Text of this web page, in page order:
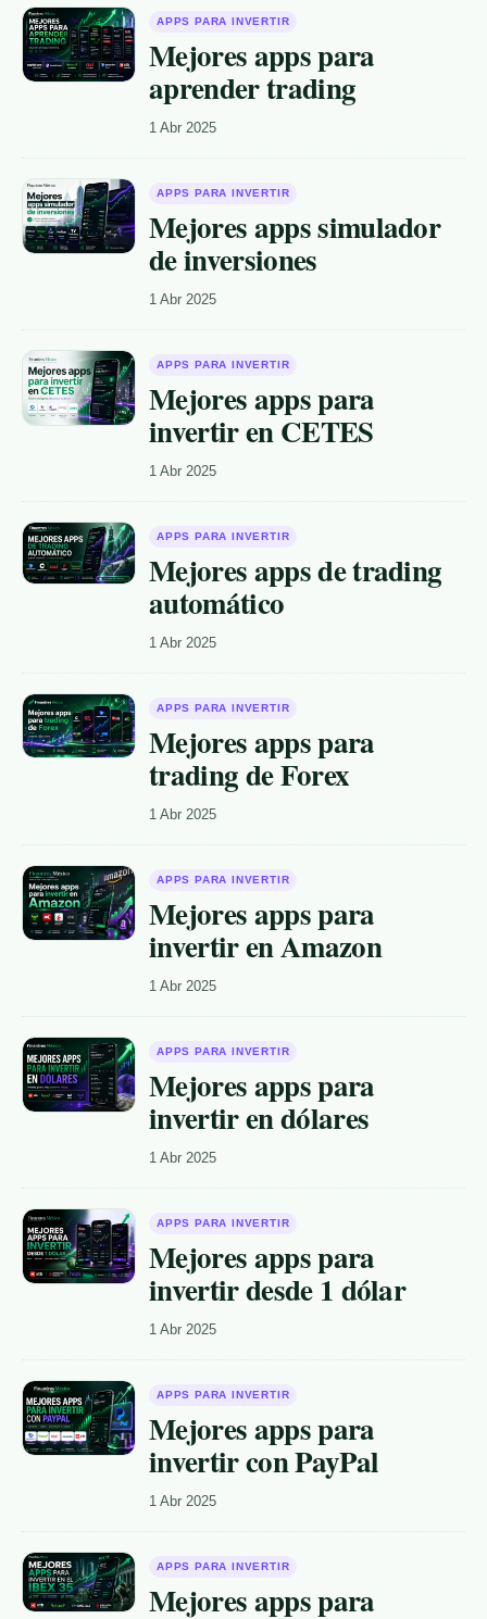
APPS PARA INVERTIR
Mejores apps para
aprender trading
1 Abr 2025
APPS PARA INVERTIR
Mejores apps simulador
de inversiones
1 Abr 2025
APPS PARA INVERTIR
Mejores apps para
invertir en CETES
1 Abr 2025
APPS PARA INVERTIR
Mejores apps de trading
automático
1 Abr 2025
APPS PARA INVERTIR
Mejores apps para
trading de Forex
1 Abr 2025
APPS PARA INVERTIR
Mejores apps para
invertir en Amazon
1 Abr 2025
APPS PARA INVERTIR
Mejores apps para
invertir en dólares
1 Abr 2025
APPS PARA INVERTIR
Mejores apps para
invertir desde 1 dólar
1 Abr 2025
APPS PARA INVERTIR
Mejores apps para
invertir con PayPal
1 Abr 2025
APPS PARA INVERTIR
Mejores apps para